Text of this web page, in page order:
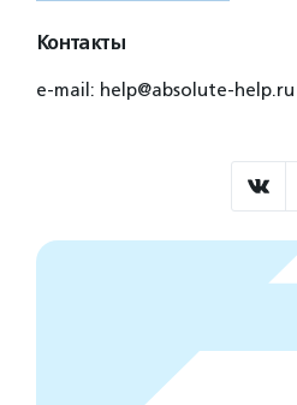
Контакты
e-mail: help@absolute-help.ru